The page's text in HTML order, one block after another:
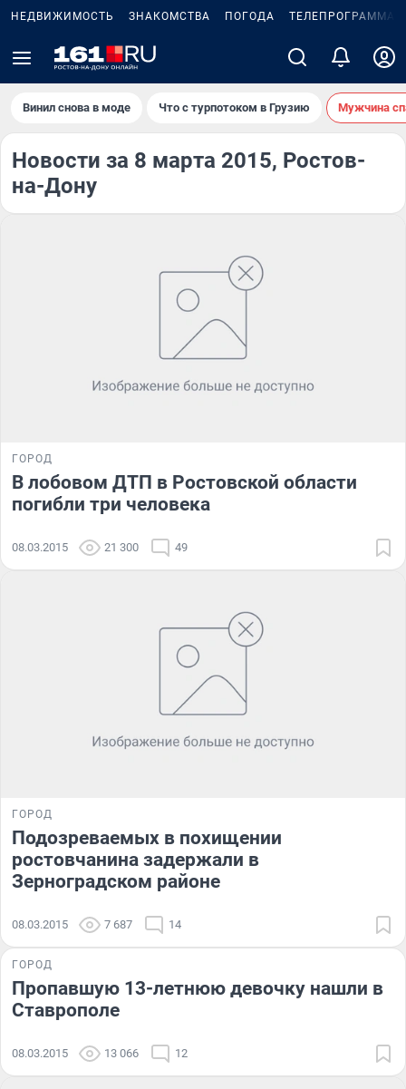
НЕДВИЖИМОСТЬ ЗНАКОМСТВА ПОГОДА ТЕЛЕПРОГРАММА
Винил снова в моде Что с турпотоком в Грузию Мужчина
Новости за 8 марта 2015, Ростов-
на-Дону
ГОРОД
В лобовом ДТП в Ростовской области
погибли три человека
08.03.2015 21 300 49
ГОРОД
Подозреваемых в похищении
ростовчанина задержали в
Зерноградском районе
08.03.2015 7 687 14
ГОРОД
Пропавшую 13-летнюю девочку нашли в
Ставрополе
08.03.2015 13 066 12